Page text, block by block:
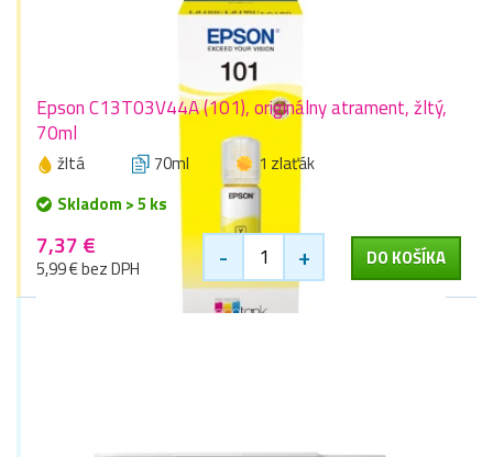
Epson C13T03V44A (101), originálny atrament, žltý,
70ml
žltá 70ml
1 zlaťák
Skladom > 5 ks
7,37 €
5,99 € bez DPH - + DO KOŠÍKA